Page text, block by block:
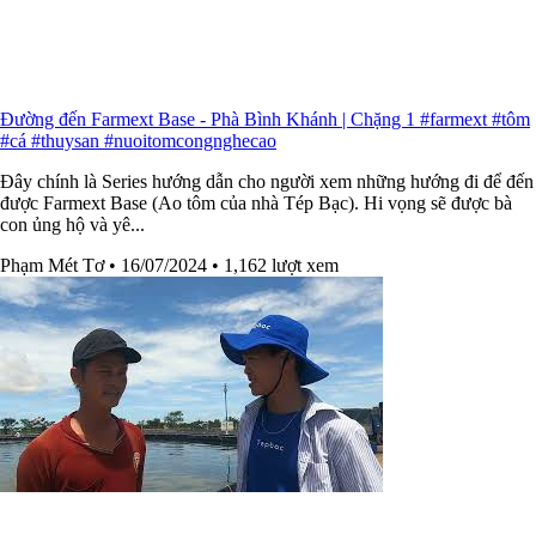
Đường đến Farmext Base - Phà Bình Khánh | Chặng 1 #farmext #tôm
#cá #thuysan #nuoitomcongnghecao
Đây chính là Series hướng dẫn cho người xem những hướng đi để đến
được Farmext Base (Ao tôm của nhà Tép Bạc). Hi vọng sẽ được bà
con ủng hộ và yê...
Phạm Mét Tơ • 16/07/2024 • 1,162 lượt xem